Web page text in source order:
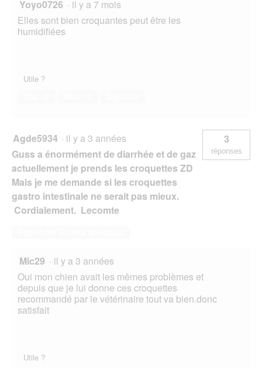
Yoyo0726 · il y a 7 mois
Elles sont bien croquantes peut être les
humidifiées
Utile ?
Agde5934 · il y a 3 années
Guss a énormément de diarrhée et de gaz
actuellement je prends les croquettes ZD
Mais je me demande si les croquettes
gastro intestinale ne serait pas mieux.
Cordialement. Lecomte
3
réponses
Mic29 · il y a 3 années
Oui mon chien avait les mêmes problèmes et
depuis que je lui donne ces croquettes
recommandé par le vétérinaire tout va bien.donc
satisfait
Utile ?